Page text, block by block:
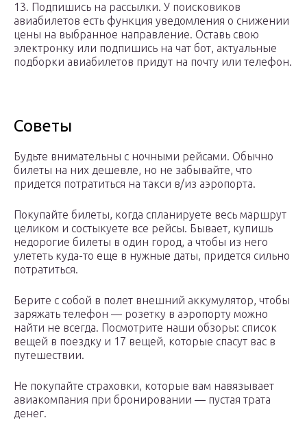
13. Подпишись на рассылки. У поисковиков
авиабилетов есть функция уведомления о снижении
цены на выбранное направление. Оставь свою
электронку или подпишись на чат бот, актуальные
подборки авиабилетов придут на почту или телефон.
Советы
Будьте внимательны с ночными рейсами. Обычно
билеты на них дешевле, но не забывайте, что
придется потратиться на такси в/из аэропорта.
Покупайте билеты, когда спланируете весь маршрут
целиком и состыкуете все рейсы. Бывает, купишь
недорогие билеты в один город, а чтобы из него
улететь куда-то еще в нужные даты, придется сильно
потратиться.
Берите с собой в полет внешний аккумулятор, чтобы
заряжать телефон — розетку в аэропорту можно
найти не всегда. Посмотрите наши обзоры: список
вещей в поездку и 17 вещей, которые спасут вас в
путешествии.
Не покупайте страховки, которые вам навязывает
авиакомпания при бронировании — пустая трата
денег.